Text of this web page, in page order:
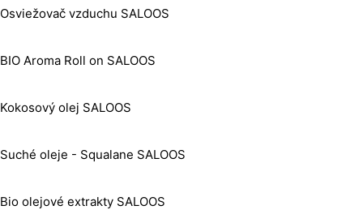
Osviežovač vzduchu SALOOS
BIO Aroma Roll on SALOOS
Kokosový olej SALOOS
Suché oleje - Squalane SALOOS
Bio olejové extrakty SALOOS